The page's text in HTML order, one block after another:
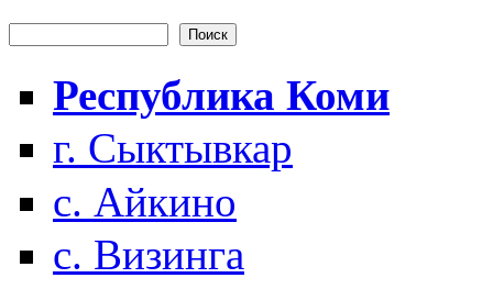
Форма поиска
Республика Коми
г. Сыктывкар
с. Айкино
с. Визинга